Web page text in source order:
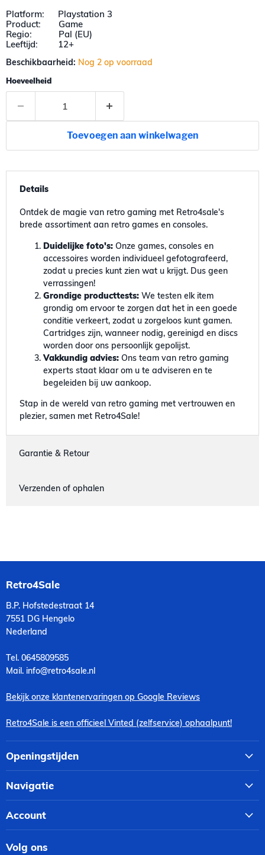
Platform: Playstation 3
Product: Game
Regio: Pal (EU)
Leeftijd: 12+
Beschikbaarheid: Nog 2 op voorraad
Hoeveelheid
Toevoegen aan winkelwagen
Details
Ontdek de magie van retro gaming met Retro4sale's
brede assortiment aan retro games en consoles.
Duidelijke foto's:Onze games, consoles en
accessoires worden individueel gefotografeerd,
zodat u precies kunt zien wat u krijgt. Dus geen
verrassingen!
Grondige producttests:We testen elk item
grondig om ervoor te zorgen dat het in een goede
conditie verkeert, zodat u zorgeloos kunt gamen.
Cartridges zijn, wanneer nodig, gereinigd en discs
worden door ons persoonlijk gepolijst.
Vakkundig advies:Ons team van retro gaming
experts staat klaar om u te adviseren en te
begeleiden bij uw aankoop.
Stap in de wereld van retro gaming met vertrouwen en
plezier, samen met Retro4Sale!
Garantie & Retour
Verzenden of ophalen
Retro4Sale
B.P. Hofstedestraat 14
7551 DG Hengelo
Nederland
Tel. 0645809585
Mail. info@retro4sale.nl
Bekijk onze klantenervaringen op Google Reviews
Retro4Sale is een officieel Vinted (zelfservice) ophaalpunt!
Openingstijden
Navigatie
Account
Volg ons